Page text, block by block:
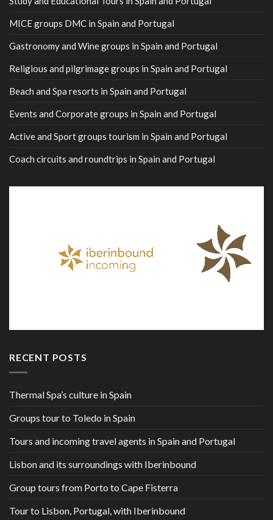
MICE groups DMC in Spain and Portugal
Gastronomy and Wine groups in Spain and Portugal
Religious and pilgrimage groups in Spain and Portugal
Beach and Spa resorts in Spain and Portugal
Events and Corporate groups in Spain and Portugal
Active and Sport groups tourism in Spain and Portugal
Coach circuits and roundtrips in Spain and Portugal
RECENT POSTS
Thermal Spa’s culture in Spain
Groups tour to Toledo in Spain
Tours and incoming travel agents in Spain and Portugal
Lisbon and its surroundings with Iberinbound
Group tours from Porto to Cape Fisterra
Tour to Lisbon, Portugal, with Iberinbound